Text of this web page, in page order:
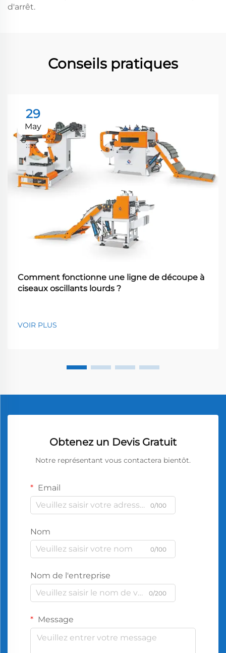
d'arrêt.
Conseils pratiques
29
May
Comment fonctionne une ligne de découpe à
ciseaux oscillants lourds ?
VOIR PLUS
Obtenez un Devis Gratuit
Notre représentant vous contactera bientôt.
Email
0/100
Nom
0/100
Nom de l'entreprise
0/200
Message